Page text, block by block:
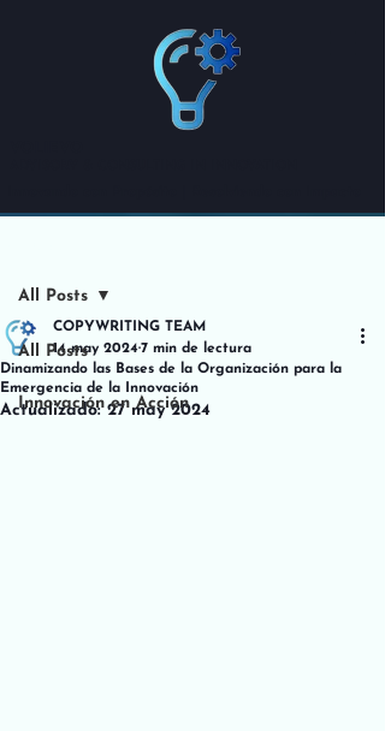
All Posts
Innovación en Acción
All Posts
Dinamizando las Bases de la Organización para la
Emergencia de la Innovación
COPYWRITING TEAM
14 may 20247 min de lectura
Actualizado:27 may 2024